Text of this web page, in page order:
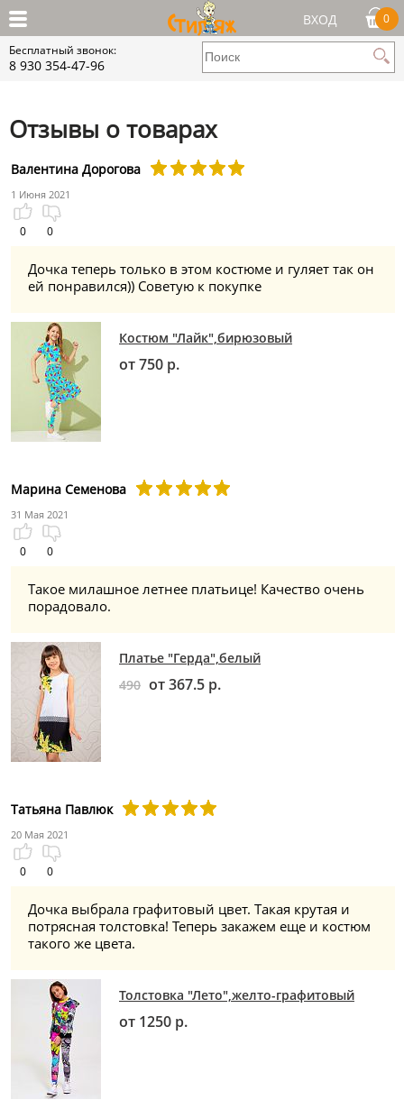
ВХОД 0
Бесплатный звонок:
8 930 354-47-96
Отзывы о товарах
Валентина Дорогова
1 Июня 2021
0 0
Дочка теперь только в этом костюме и гуляет так он
ей понравился)) Советую к покупке
Костюм "Лайк",бирюзовый
от 750 р.
Марина Семенова
31 Мая 2021
0 0
Такое милашное летнее платьице! Качество очень
порадовало.
Платье "Герда",белый
490 от 367.5 р.
Татьяна Павлюк
20 Мая 2021
0 0
Дочка выбрала графитовый цвет. Такая крутая и
потрясная толстовка! Теперь закажем еще и костюм
такого же цвета.
Толстовка "Лето",желто-графитовый
от 1250 р.